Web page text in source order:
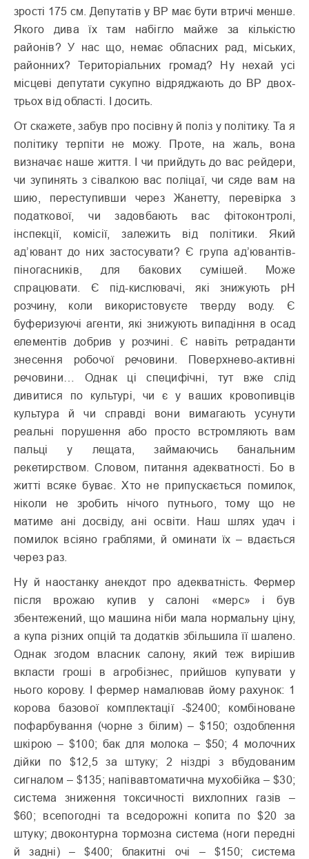
зрості 175 см. Депутатів у ВР має бути втричі менше.
Якого дива їх там набігло майже за кількістю
районів? У нас що, немає обласних рад, міських,
районних? Територіальних громад? Ну нехай усі
місцеві депутати сукупно відряджають до ВР двох-
трьох від області. І досить.
От скажете, забув про посівну й поліз у політику. Та я
політику терпіти не можу. Проте, на жаль, вона
визначає наше життя. І чи прийдуть до вас рейдери,
чи зупинять з сівалкою вас поліцаї, чи сяде вам на
шию, переступивши через Жанетту, перевірка з
податкової, чи задовбають вас фітоконтролі,
інспекції, комісії, залежить від політики. Який
ад’ювант до них застосувати? Є група ад’ювантів-
піногасників, для бакових сумішей. Може
спрацювати. Є під-кислювачі, які знижують рН
розчину, коли використовуєте тверду воду. Є
буферизуючі агенти, які знижують випадіння в осад
елементів добрив у розчині. Є навіть ретраданти
знесення робочої речовини. Поверхнево-активні
речовини… Однак ці специфічні, тут вже слід
дивитися по культурі, чи є у ваших кровопивців
культура й чи справді вони вимагають усунути
реальні порушення або просто встромляють вам
пальці у лещата, займаючись банальним
рекетирством. Словом, питання адекватності. Бо в
житті всяке буває. Хто не припускається помилок,
ніколи не зробить нічого путнього, тому що не
матиме ані досвіду, ані освіти. Наш шлях удач і
помилок всіяно граблями, й оминати їх – вдається
через раз.
Ну й наостанку анекдот про адекватність. Фермер
після врожаю купив у салоні «мерс» і був
збентежений, що машина ніби мала нормальну ціну,
а купа різних опцій та додатків збільшила її шалено.
Однак згодом власник салону, який теж вирішив
вкласти гроші в агробізнес, прийшов купувати у
нього корову. І фермер намалював йому рахунок: 1
корова базової комплектації -$2400; комбіноване
пофарбування (чорне з білим) – $150; оздоблення
шкірою – $100; бак для молока – $50; 4 молочних
дійки по $12,5 за штуку; 2 ніздрі з вбудованим
сигналом – $135; напівавтоматична мухобійка – $30;
система зниження токсичності вихлопних газів –
$60; всепогодні та вседорожні копита по $20 за
штуку; двоконтурна тормозна система (ноги передні
й задні) – $400; блакитні очі – $150; система